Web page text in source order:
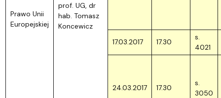
Prawo Unii
Europejskiej
prof. UG, dr
hab. Tomasz
Koncewicz
17.03.2017 17.30
s.
4021
24.03.2017 17.30
s.
3050